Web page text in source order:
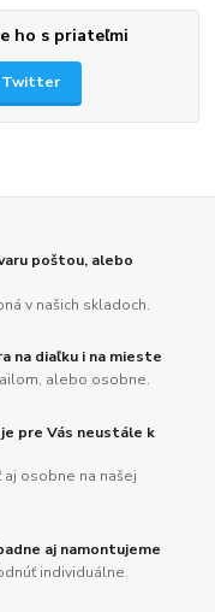
ho s priateľmi
Twitter
poštou, alebo
v našich skladoch.
na diaľku i na mieste
alebo osobne.
pre Vás neustále k
osobne na našej
aj namontujeme
individuálne.